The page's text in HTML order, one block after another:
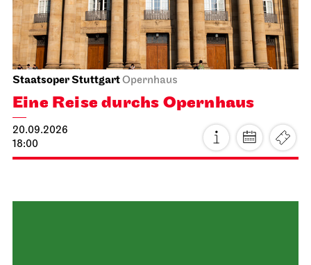
Staatsoper StuttgartOpernhaus
Eine Reise durchs Opernhaus
20.09.2026
18:00